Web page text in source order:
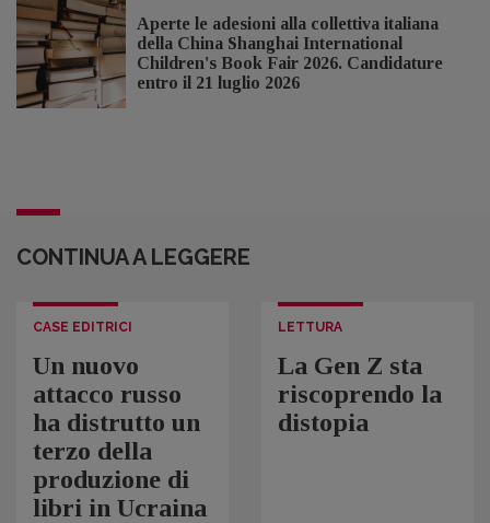
Aperte le adesioni alla collettiva italiana
della China Shanghai International
Children's Book Fair 2026. Candidature
entro il 21 luglio 2026
CONTINUA A LEGGERE
CASE EDITRICI
Un nuovo
attacco russo
ha distrutto un
terzo della
produzione di
libri in Ucraina
LETTURA
La Gen Z sta
riscoprendo la
distopia